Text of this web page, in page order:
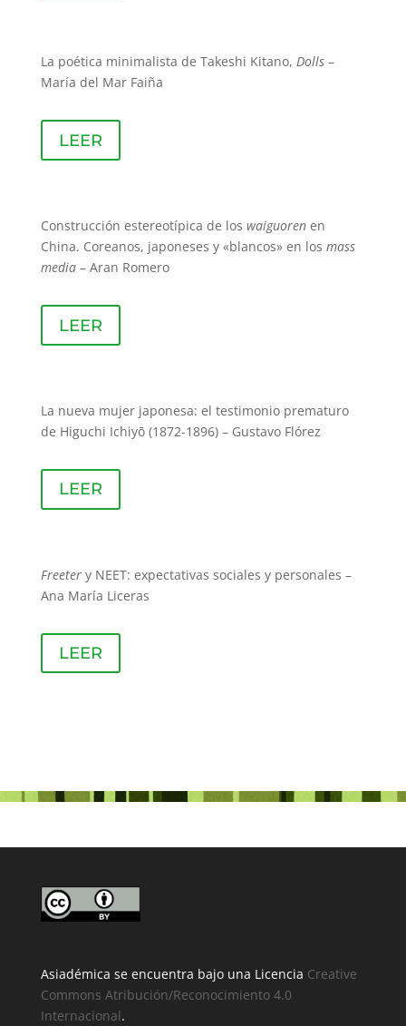
La poética minimalista de Takeshi Kitano, Dolls –
María del Mar Faiña
LEER
Construcción estereotípica de los waiguoren en
China. Coreanos, japoneses y «blancos» en los mass
media – Aran Romero
LEER
La nueva mujer japonesa: el testimonio prematuro
de Higuchi Ichiyō (1872-1896) – Gustavo Flórez
LEER
Freeter y NEET: expectativas sociales y personales –
Ana María Liceras
LEER
Asiadémica se encuentra bajo una Licencia Creative
Commons Atribución/Reconocimiento 4.0
Internacional.